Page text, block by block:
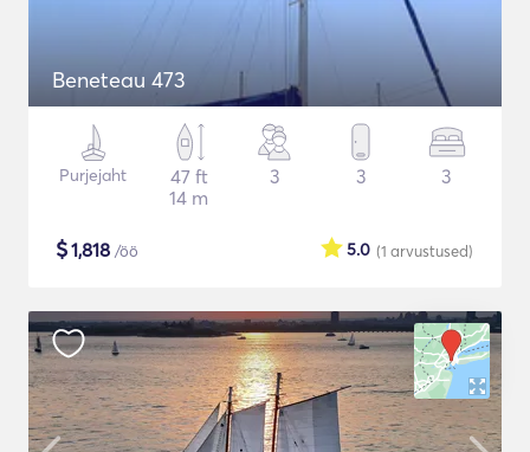
Beneteau 473
Purjejaht
47 ft
14 m
3 3 3
$1,818 /öö (1 arvustused)
5.0